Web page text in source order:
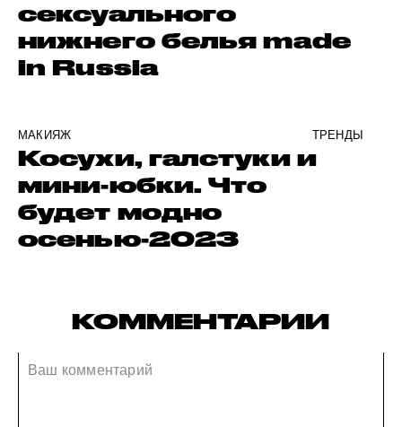
сексуального
нижнего белья made
in Russia
МАКИЯЖ ТРЕНДЫ
Косухи, галстуки и
мини-юбки. Что
будет модно
осенью-2023
КОММЕНТАРИИ